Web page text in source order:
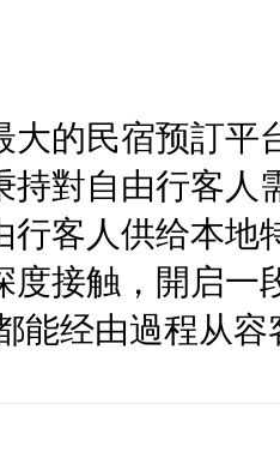
大的民宿预訂平
持對自由行客
行客人供给本地
度接触，開启一
能经由過程从